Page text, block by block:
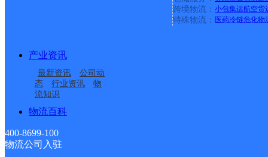
跨境物流： 小包集运航空货
特殊物流： 医药冷链危化物
产业资讯
最新资讯
公司动
态
行业资讯
物
流知识
物流百科
400-8699-100
物流公司入驻
地址：福建厦门市集美区后溪镇西井二里
派送范围:-详情
UH厦门翔安晋联C
优速快递 更多号码
派送范围:- 详情